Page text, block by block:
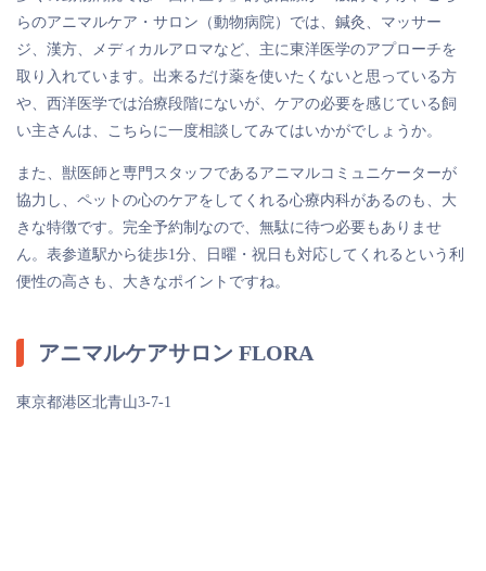
らのアニマルケア・サロン（動物病院）では、鍼灸、マッサー
ジ、漢方、メディカルアロマなど、主に東洋医学のアプローチを
取り入れています。出来るだけ薬を使いたくないと思っている方
や、西洋医学では治療段階にないが、ケアの必要を感じている飼
い主さんは、こちらに一度相談してみてはいかがでしょうか。
また、獣医師と専門スタッフであるアニマルコミュニケーターが
協力し、ペットの心のケアをしてくれる心療内科があるのも、大
きな特徴です。完全予約制なので、無駄に待つ必要もありませ
ん。表参道駅から徒歩1分、日曜・祝日も対応してくれるという利
便性の高さも、大きなポイントですね。
アニマルケアサロン FLORA
東京都港区北青山3-7-1